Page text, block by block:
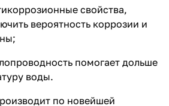
свойства,
вероятность коррозии и
помогает дольше
воды.
по новейшей